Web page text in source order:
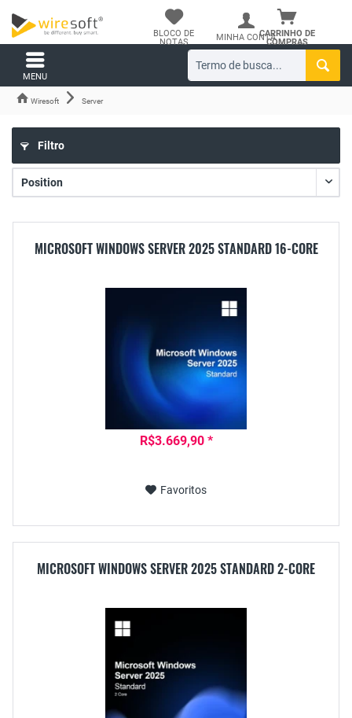
CARRINHO DE
COMPRAS
BLOCO DE
NOTAS
MINHA CONTA
MENU
Wiresoft Server
Filtro
MICROSOFT WINDOWS SERVER 2025 STANDARD 16-CORE
R$3.669,90 *
Favoritos
MICROSOFT WINDOWS SERVER 2025 STANDARD 2-CORE